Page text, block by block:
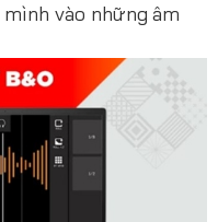
vào những âm